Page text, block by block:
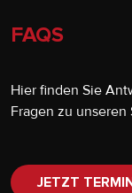
FAQS
Hier finden Sie
Fragen zu
JETZT